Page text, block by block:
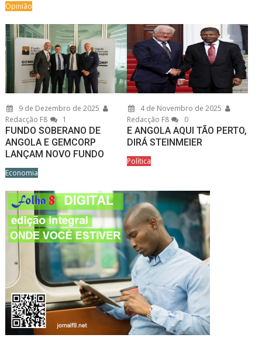
Opinião
9 de Dezembro de 2025
Redacção F8
1
FUNDO SOBERANO DE
ANGOLA E GEMCORP
LANÇAM NOVO FUNDO
Economia
4 de Novembro de 2025
Redacção F8
0
E ANGOLA AQUI TÃO PERTO,
DIRÁ STEINMEIER
Política